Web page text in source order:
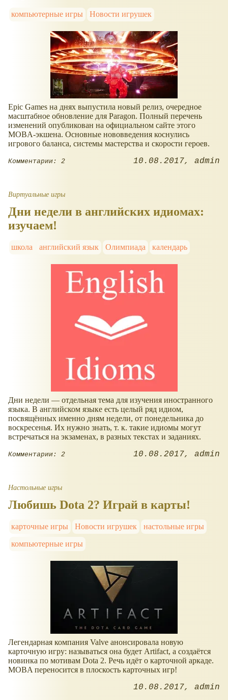
компьютерные игры Новости игрушек
Epic Games на днях выпустила новый релиз, очередное
масштабное обновление для Paragon. Полный перечень
изменений опубликован на официальном сайте этого
MOBA-экшена. Основные нововведения коснулись
игрового баланса, системы мастерства и скорости героев.
Комментарии: 2 10.08.2017 admin
Виртуальные игры
Дни недели в английских идиомах:
изучаем!
школа английский язык Олимпиада календарь
Дни недели — отдельная тема для изучения иностранного
языка. В английском языке есть целый ряд идиом,
посвящённых именно дням недели, от понедельника до
воскресенья. Их нужно знать, т. к. такие идиомы могут
встречаться на экзаменах, в разных текстах и заданиях.
Комментарии: 2 10.08.2017 admin
Настольные игры
Любишь Dota 2? Играй в карты!
карточные игры Новости игрушек
настольные игры
компьютерные игры
Легендарная компания Valve анонсировала новую
карточную игру: называться она будет Artifact, а создаётся
новинка по мотивам Dota 2. Речь идёт о карточной аркаде.
MOBA переносится в плоскость карточных игр!
10.08.2017 admin